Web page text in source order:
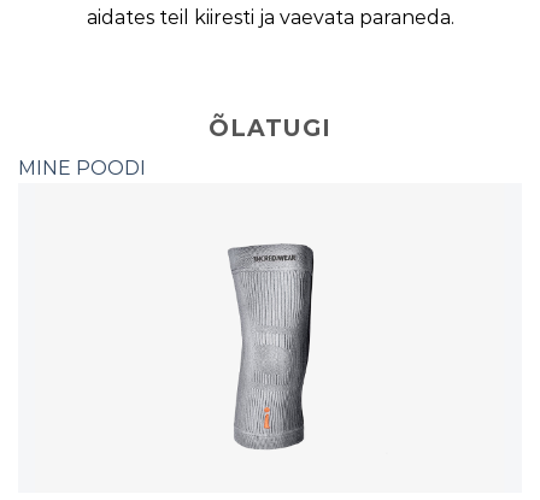
aidates teil kiiresti ja vaevata paraneda.
ÕLATUGI
MINE POODI